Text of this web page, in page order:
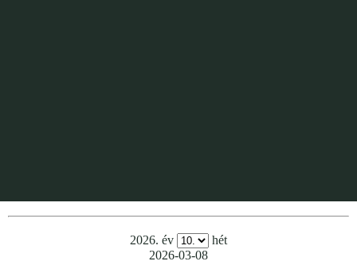
2026. év
hét
2026-03-08